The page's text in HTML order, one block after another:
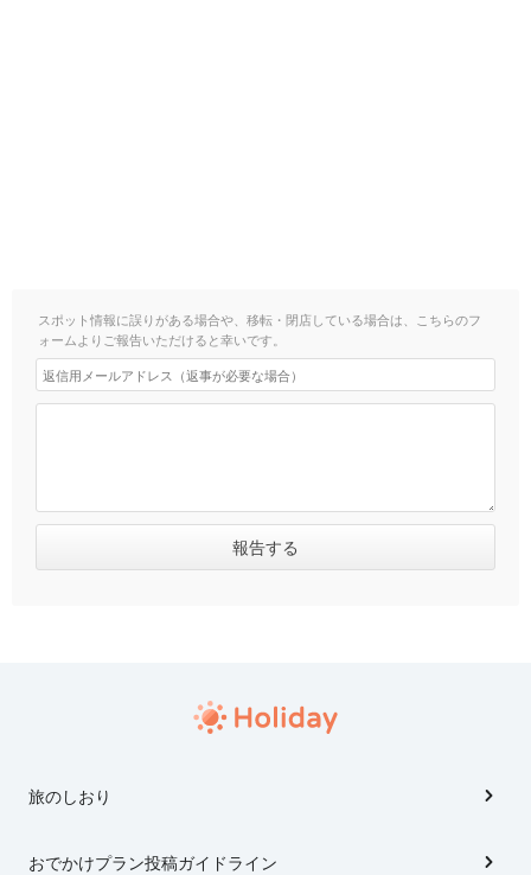
スポット情報に誤りがある場合や、移転・閉店している場合は、こちらのフ
ォームよりご報告いただけると幸いです。
旅のしおり
おでかけプラン投稿ガイドライン